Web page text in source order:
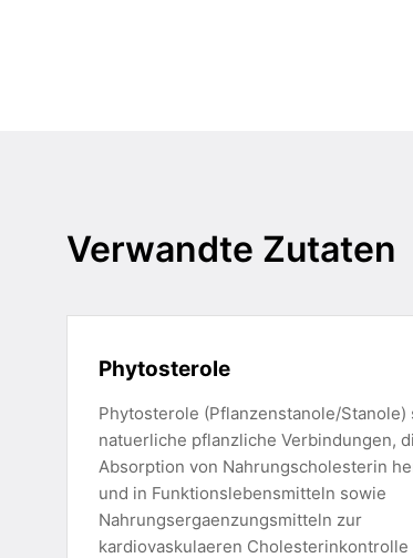
Verwandte Zutaten
Phytosterole
Phytosterole (Pflanzenstanole/Stanole)
natuerliche pflanzliche Verbindungen,
Absorption von Nahrungscholesterin
und in Funktionslebensmitteln sowie
Nahrungsergaenzungsmitteln zur
kardiovaskulaeren Cholesterinkontrolle